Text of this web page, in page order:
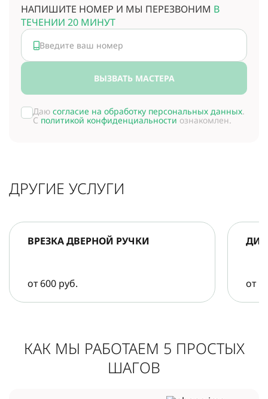
НАПИШИТЕ НОМЕР И МЫ ПЕРЕЗВОНИМ В
ТЕЧЕНИИ 20 МИНУТ
ВЫЗВАТЬ МАСТЕРА
Даю согласие на обработку персональных данных.
С политикой конфиденциальности ознакомлен.
ДРУГИЕ УСЛУГИ
ВРЕЗКА ДВЕРНОЙ РУЧКИ
от 600 руб. от
КАК МЫ РАБОТАЕМ 5 ПРОСТЫХ
ШАГОВ